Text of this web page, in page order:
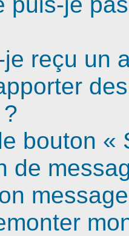
reçu un
bouton «
de